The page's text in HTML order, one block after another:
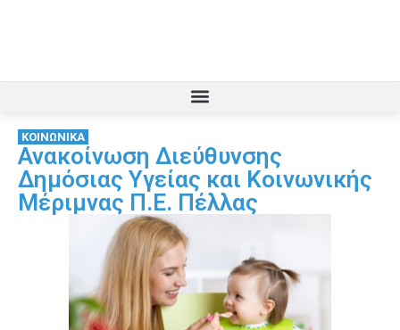
ΚΟΙΝΩΝΙΚΑ
Ανακοίνωση Διεύθυνσης
Δημόσιας Υγείας και Κοινωνικής
Μέριμνας Π.Ε. Πέλλας